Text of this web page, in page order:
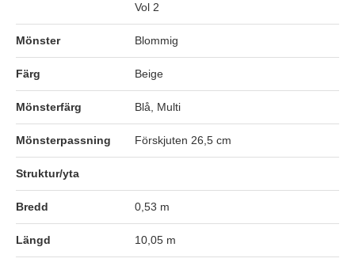
Vol 2
Mönster Blommig
Färg Beige
Mönsterfärg Blå, Multi
Mönsterpassning Förskjuten 26,5 cm
Struktur/yta
Bredd 0,53 m
Längd 10,05 m